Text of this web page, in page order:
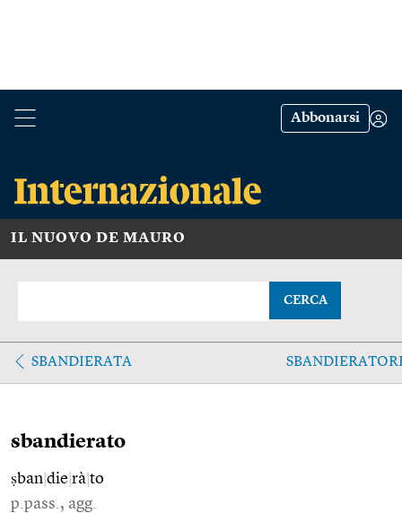
Abbonarsi
IL NUOVO DE MAURO
CERCA
SBANDIERATA
sbandierato
ṣban die rà to
p.pass., agg.